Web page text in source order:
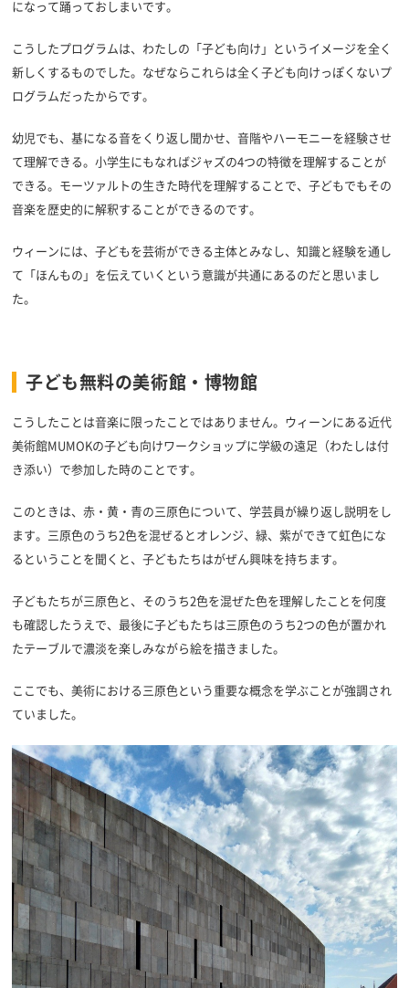
になって踊っておしまいです。
こうしたプログラムは、わたしの「子ども向け」というイメージを全く
新しくするものでした。なぜならこれらは全く子ども向けっぽくないプ
ログラムだったからです。
幼児でも、基になる音をくり返し聞かせ、音階やハーモニーを経験させ
て理解できる。小学生にもなればジャズの4つの特徴を理解することが
できる。モーツァルトの生きた時代を理解することで、子どもでもその
音楽を歴史的に解釈することができるのです。
ウィーンには、子どもを芸術ができる主体とみなし、知識と経験を通し
て「ほんもの」を伝えていくという意識が共通にあるのだと思いまし
た。
子ども無料の美術館・博物館
こうしたことは音楽に限ったことではありません。ウィーンにある近代
美術館MUMOKの子ども向けワークショップに学級の遠足（わたしは付
き添い）で参加した時のことです。
このときは、赤・黄・青の三原色について、学芸員が繰り返し説明をし
ます。三原色のうち2色を混ぜるとオレンジ、緑、紫ができて虹色にな
るということを聞くと、子どもたちはがぜん興味を持ちます。
子どもたちが三原色と、そのうち2色を混ぜた色を理解したことを何度
も確認したうえで、最後に子どもたちは三原色のうち2つの色が置かれ
たテーブルで濃淡を楽しみながら絵を描きました。
ここでも、美術における三原色という重要な概念を学ぶことが強調され
ていました。